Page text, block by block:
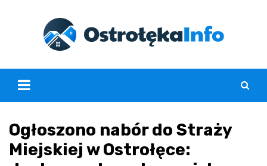
Ogłoszono nabór do Straży
Miejskiej w Ostrołęce: